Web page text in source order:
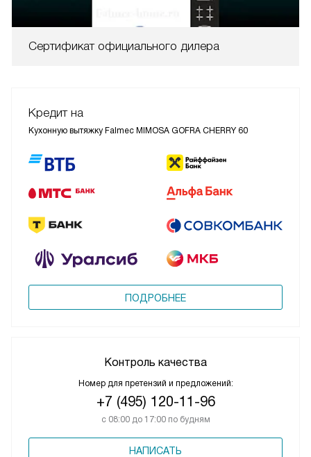
Сертификат официального дилера
Кредит на
Кухонную вытяжку Falmec MIMOSA GOFRA CHERRY 60
ПОДРОБНЕЕ
Контроль качества
Номер для претензий и предложений:
+7 (495) 120-11-96
с 08:00 до 17:00 по будням
НАПИСАТЬ